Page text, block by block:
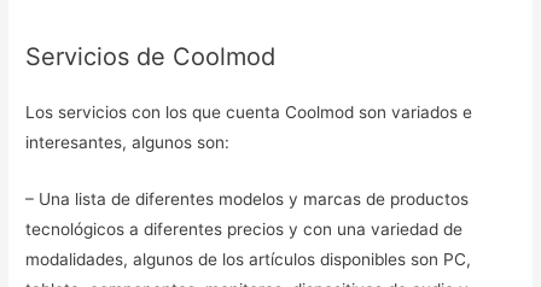
Servicios de Coolmod
Los servicios con los que cuenta Coolmod son variados e
interesantes, algunos son:
– Una lista de diferentes modelos y marcas de productos
tecnológicos a diferentes precios y con una variedad de
modalidades, algunos de los artículos disponibles son PC,